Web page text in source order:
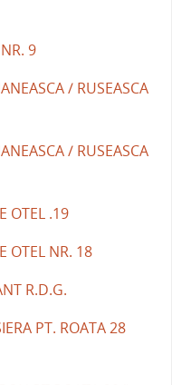
9
/ RUSEASCA
/ RUSEASCA
OTEL .19
OTEL NR. 18
R.D.G.
PT. ROATA 28